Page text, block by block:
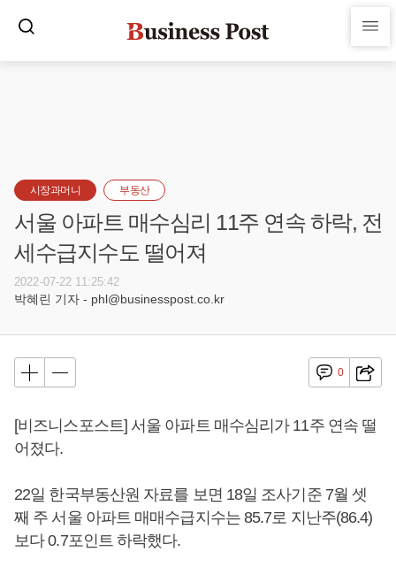
시장과머니 부동산
서울 아파트 매수심리 11주 연속 하락, 전
세수급지수도 떨어져
2022-07-22 11:25:42
박혜린 기자 - phl@businesspost.co.kr
0
[비즈니스포스트] 서울 아파트 매수심리가 11주 연속 떨
어졌다.
22일 한국부동산원 자료를 보면 18일 조사기준 7월 셋
째 주 서울 아파트 매매수급지수는 85.7로 지난주(86.4)
보다 0.7포인트 하락했다.